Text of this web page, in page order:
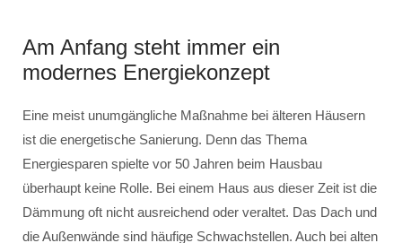
Am Anfang steht immer ein
modernes Energiekonzept
Eine meist unumgängliche Maßnahme bei älteren Häusern
ist die energetische Sanierung. Denn das Thema
Energiesparen spielte vor 50 Jahren beim Hausbau
überhaupt keine Rolle. Bei einem Haus aus dieser Zeit ist die
Dämmung oft nicht ausreichend oder veraltet. Das Dach und
die Außenwände sind häufige Schwachstellen. Auch bei alten